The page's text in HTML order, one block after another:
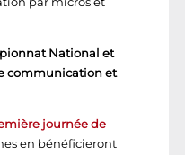
National et
communication et
journée de
en bénéficieront